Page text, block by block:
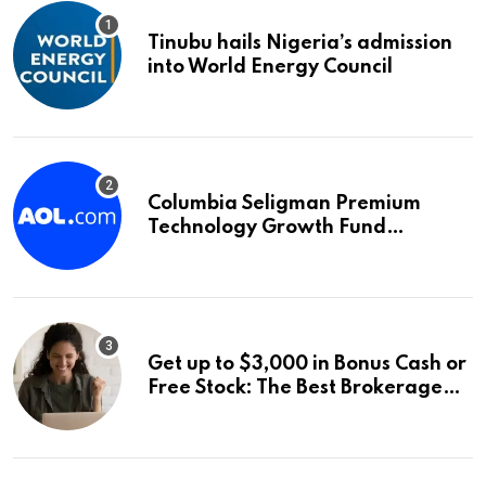
Tinubu hails Nigeria’s admission
into World Energy Council
Columbia Seligman Premium
Technology Growth Fund
for IPO Investors
Get up to $3,000 in Bonus Cash or
Free Stock: The Best Brokerage